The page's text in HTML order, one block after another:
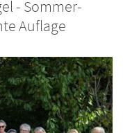
- Sommer-
Auflage